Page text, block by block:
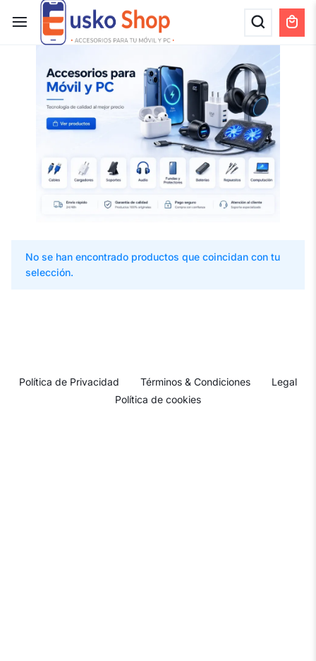
No se han encontrado productos que coincidan con tu
selección.
Política de Privacidad Términos & Condiciones
Legal
Política de cookies